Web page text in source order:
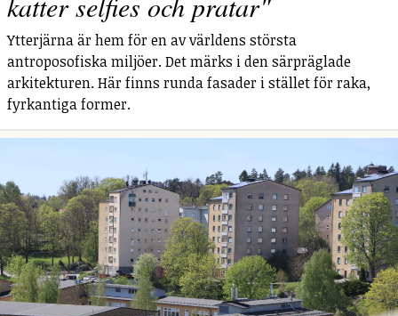
Ytterjärna är hem för en av världens största
antroposofiska miljöer. Det märks i den särpräglade
arkitekturen. Här finns runda fasader i stället för raka,
fyrkantiga former.